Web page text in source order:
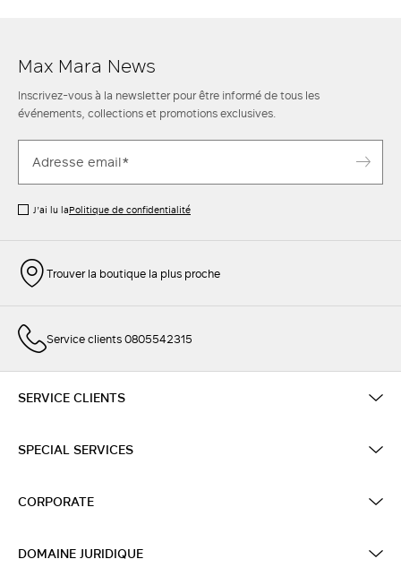
Max Mara News
Inscrivez-vous à la newsletter pour être informé de tous les
événements, collections et promotions exclusives.
J’ai lu laPolitique de confidentialité
Trouver la boutique la plus proche
Service clients 0805542315
SERVICE CLIENTS
SPECIAL SERVICES
CORPORATE
DOMAINE JURIDIQUE